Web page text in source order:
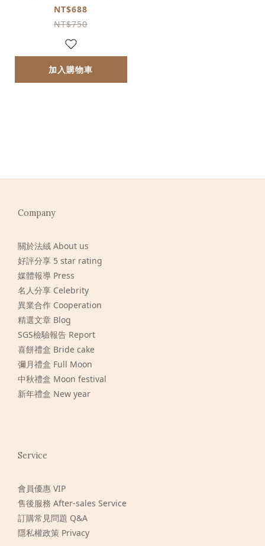
溫｜𝟳入
NT$688
NT$750
加入購物車
Company
關於法絨 About us
好評分享 5 star rating
媒體報導 Press
名人分享 Celebrity
異業合作 Cooperation
精選文章 Blog
SGS檢驗報告 Report
喜餅禮盒 Bride cake
彌月禮盒 Full Moon
中秋禮盒 Moon festival
新年禮盒 New year
Service
會員優惠 VIP
售後服務 After-sales Service
訂購常見問題 Q&A
隱私權政策 Privacy